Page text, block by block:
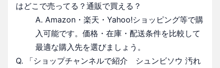
はどこで売ってる？通販で買える？
A. Amazon・楽天・Yahoo!ショッピング等で購
入可能です。価格・在庫・配送条件を比較して
最適な購入先を選びましょう。
Q. 「ショップチャンネルで紹介 シュンビソウ 汚れ